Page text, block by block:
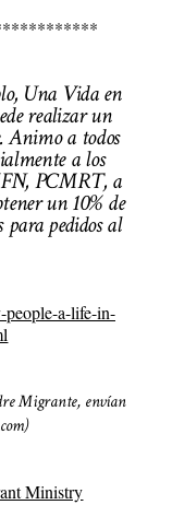
Una Vida en
realizar un
Animo a todos
a los
PCMRT, a
un 10% de
para pedidos al
a-life-in-
Migrante, envían
Ministry